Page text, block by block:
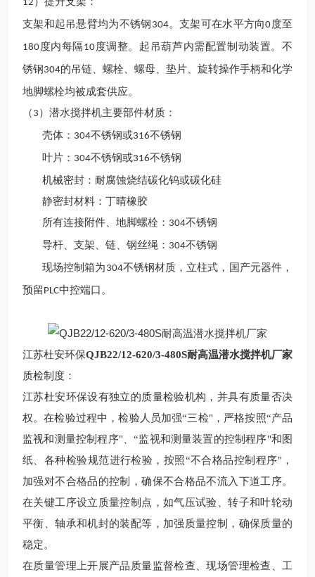
12
支架和起吊悬臂均为不锈钢 304。支架可在水平方向0 度至
180 度内每隔 10 度调整。起吊葫芦内需配置制动装置。不
锈钢304的吊链、螺栓、螺母、垫片、旋转操作手柄和化学
地脚螺栓均被成套供应。
（ 3 ）潜水搅拌机主要部件材质：
壳体： 304不锈钢或316不锈钢
叶片： 304不锈钢或316不锈钢
机械密封：耐腐蚀烧结碳化钨或碳化硅
静密封材料：丁晴橡胶
所有连接附件、地脚螺栓： 304不锈钢
导杆、支架、链、钢丝绳： 304不锈钢
现场控制箱为 304不锈钢材质，立柱式，国产元器件，
预留 PLC中控端口。
江苏杜安环保QJB22/12-620/3-480S耐高温潜水搅拌机厂家
质检制度：
江苏杜安环保设有独立的质量检验机构，并具有质量否决
权。在检验过程中，检验人员加强“三检"，严格按照“产品
监视和测量控制程序"、“监视和测量装置的控制程序"和图
纸、各种检验规范进行检验，按照“不合格品控制程序"，
加强对不合格品的控制，确保不合格品不流入下道工序。
在关键工序设立质量控制点，如气压试验、转子和叶轮动
平衡、轴承和机封的装配等，加强质量控制，确保质量的
稳定。
在质量管理上开展产品质量监督检查、现场管理检查、工